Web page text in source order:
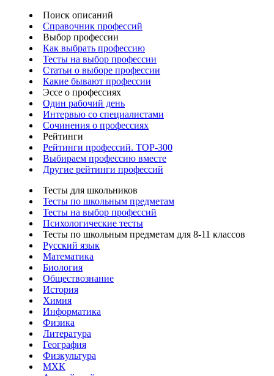
Поиск описаний
Справочник профессий
Выбор профессии
Как выбрать профессию
Тесты на выбор профессии
Статьи о выборе профессии
Какие бывают профессии
Эссе о профессиях
Один рабочий день
Интервью со специалистами
Сочинения о профессиях
Рейтинги
Рейтинги профессий. TOP-300
Выбираем профессию вместе
Другие рейтинги профессий
Тесты для школьников
Тесты по школьным предметам
Тесты на выбор профессий
Психологические тесты
Тесты по школьным предметам для 8-11 классов
Русский язык
Математика
Биология
Обществознание
История
Химия
Информатика
Физика
Литература
География
Физкультура
МХК